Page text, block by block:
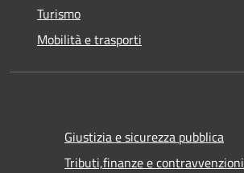
Turismo
Mobilità e trasporti
Giustizia e sicurezza pubblica
Tributi,finanze e contravvenzioni